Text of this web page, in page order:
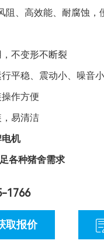
阻、高效能、耐腐蚀
不变形不断裂
平稳、震动小、噪音小
作方便
易清洁
机
各种猪舍需求
1766
取报价